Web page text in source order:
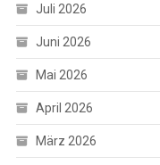
Juli 2026
Juni 2026
Mai 2026
April 2026
März 2026